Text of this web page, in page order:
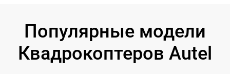
Популярные модели
Квадрокоптеров Autel